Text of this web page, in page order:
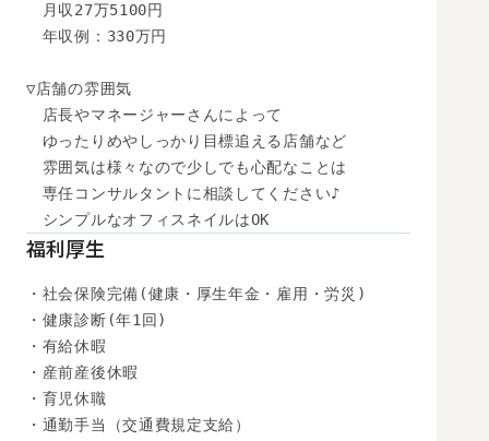
月収27万5100円
年収例：330万円
▽店舗の雰囲気
店長やマネージャーさんによって
ゆったりめやしっかり目標追える店舗など
雰囲気は様々なので少しでも心配なことは
専任コンサルタントに相談してください♪
シンプルなオフィスネイルはOK
福利厚生
・社会保険完備(健康・厚生年金・雇用・労災)
・健康診断(年1回)
・有給休暇
・産前産後休暇
・育児休職
・通勤手当（交通費規定支給）